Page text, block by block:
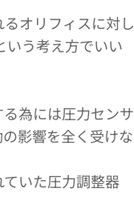
オリフィスに対し
いう考え方でいい
為には圧力センサ
影響を全く受けな
いた圧力調整器